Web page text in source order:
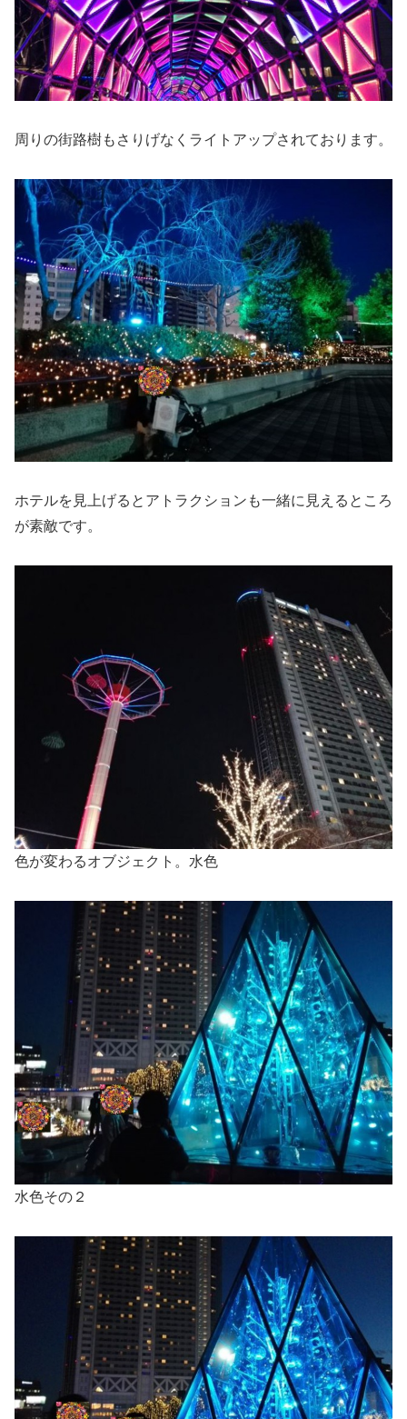
周りの街路樹もさりげなくライトアップされております。
ホテルを見上げるとアトラクションも一緒に見えるところ
が素敵です。
色が変わるオブジェクト。水色
水色その２